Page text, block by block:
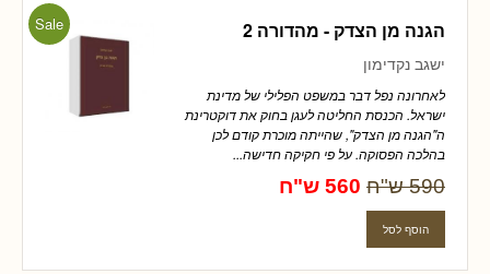
Sale הגנה מן הצדק - מהדורה 2
ישגב נקדימון
לאחרונה נפל דבר במשפט הפלילי של מדינת
ישראל. הכנסת החליטה לעגן בחוק את דוקטרינת
ה"הגנה מן הצדק", שהייתה מוכרת קודם לכן
בהלכה הפסוקה. על פי חקיקה חדישה...
590 ש"ח 560 ש"ח